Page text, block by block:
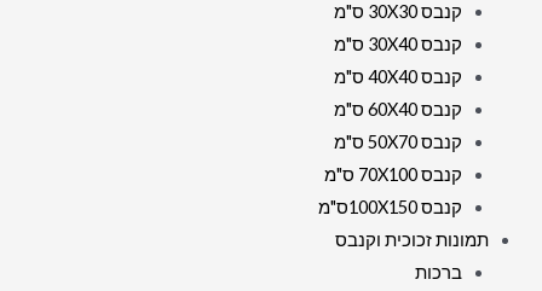
קנבס 30X30 ס"מ
קנבס 30X40 ס"מ
קנבס 40X40 ס"מ
קנבס 60X40 ס"מ
קנבס 50X70 ס"מ
קנבס 70X100 ס"מ
קנבס 100X150ס"מ
תמונות זכוכית וקנבס
ברכות